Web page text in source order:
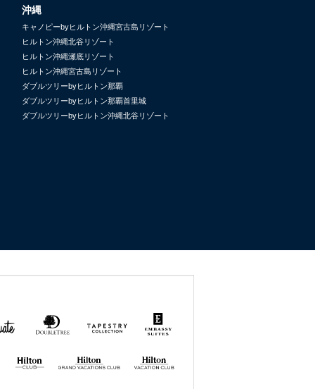
沖縄
キャノピーbyヒルトン沖縄宮古島リゾート
ヒルトン沖縄北谷リゾート
ヒルトン沖縄瀬底リゾート
ヒルトン沖縄宮古島リゾート
ダブルツリーbyヒルトン那覇
ダブルツリーbyヒルトン那覇首里城
ダブルツリーbyヒルトン沖縄北谷リゾート
DoubleTree
by
Hilton
Collection
by Hilton
Embassy
Suites
by
VACATIONS
CLUB
VACATION
CLUB